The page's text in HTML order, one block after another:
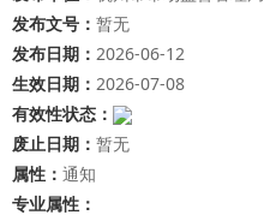
发布文号： 暂无
发布日期： 2026-06-12
生效日期： 2026-07-08
有效性状态：
废止日期： 暂无
属性： 通知
专业属性：